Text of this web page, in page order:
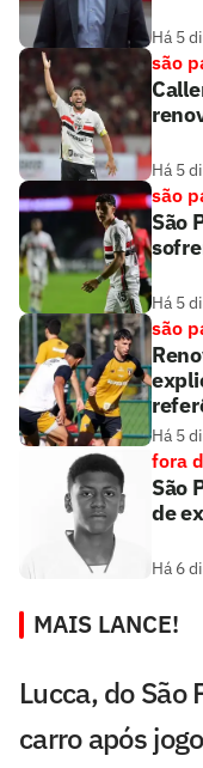
Há 5
são
Há 5
são
São
Há 5
são
Há 5
fora
São
de
Há 6
MAIS LANCE!
Lucca, do São
carro após